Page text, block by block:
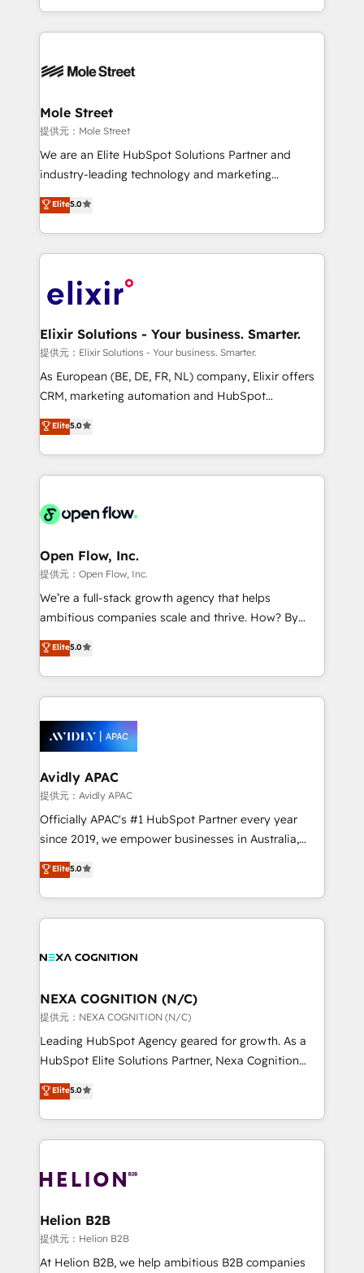
Technical Execution: ERP, EMR and Custom
Integrations; complex builds delivered in weeks, not
workflows; automation agents; process optimization
Healthcare: HIPAA implementations; secure data
workflows 💼 Financial Services: compliant
workflows; audit-ready reporting ⚖️ Legal: client
intake; pipeline and document workflows 🛒 E-
revenue automation 🏢 Real Estate: deal pipelines;
portfolio and lifecycle management 🏭
HIPAA-aware; CASL-compliant; GDPR-ready
implementations where required 💡 Why 500+
built to scale.
Mole Street
提供元：Mole Street
We are an Elite HubSpot Solutions Partner and
industry-leading technology and marketing
consultancy. Our focus is on enterprise and mid-
market B2B companies globally that want a strategic
approach to execute their goals through creative
applications of our solutions; Technical HubSpot
Design, Migrations + Integrations. Mole Street’s
greatness, which is achieved through creating
absolute clarity, derived from a well-defined
strategy, executed well, and reported on with clear
results. The culture is driven by core values; Joy, Grit,
Mindedness, and Clarity. We are driven to win for the
collective good of the company and its clientele, and
things are happening.
Elite5.0
Elixir Solutions - Your business. Smarter.
提供元：Elixir Solutions - Your business. Smarter.
As European (BE, DE, FR, NL) company, Elixir offers
CRM, marketing automation and HubSpot
integration products and services to mid-market
and enterprise customers. We ensure that your sales,
service and marketing department operates in the
most effective way, while at the same time
integrated buyers journey. Elixir is located in
and Amsterdam. Elixir is a first mover and leader
when it comes to HubSpot sales and service
implementations, highly renowned for our business
acumen, process (re-)design experience and a
integrate HubSpot with complex solutions like SAP,
MicroSoft, custom solutions,... Our company also has
Retail execution, CPQ, customer portals and
HubSpot CMS developments. And we're champions
Elite5.0
Open Flow, Inc.
提供元：Open Flow, Inc.
We’re a full-stack growth agency that helps
ambitious companies scale and thrive. How? By
upgrading and streamlining every single revenue-
generating aspect of your business. We’re proud
HubSpot Elite Solutions Partners and devout CRM
nerds who can harness HubSpot’s custom digital
experience. Working hand-in-hand with your team,
we’ll assemble a RevOps machine that drives more
traffic, generates better leads and crushes your
revenue goals. We've worked with thousands of
HubSpot customers and we'd love to work with you
too! Clients come to us for: Advanced CRM solutions
HubSpot Data System Migrations between systems
to HubSpot New lead generation strategies Time-
Elite5.0
Avidly APAC
提供元：Avidly APAC
Officially APAC's #1 HubSpot Partner every year
since 2019, we empower businesses in Australia,
New Zealand, and globally to realise their full
potential through enterprise HubSpot CRM
implementation. And we deliver best practice across
the whole HubSpot platform, covering marketing,
all businesses, from start-up to Enterprise, and have
the world. Our human approach to digital
transformation is designed for businesses who want
to grow. And we're passionate about APAC
businesses leading the world in technology, agility
record migrating businesses from CRM & Marketing
Platforms such as Salesforce, Dynamics, Pipedrive,
with attract and retain customers, manage their
business people and processes, and how they
Elite5.0
NEXA COGNITION (N/C)
提供元：NEXA COGNITION (N/C)
Leading HubSpot Agency geared for growth. As a
HubSpot Elite Solutions Partner, Nexa Cognition
ranks in the top 1% of global HubSpot Partners and
has been one of the longest-standing partners since
2012. We empower businesses to harness the full
potential of HubSpot by combining strategic
bespoke HubSpot solutions tailored to drive
Choose Nexa Cognition? 🚀 HubSpot Expertise: Our
certified team specialises in CRM implementation,
marketing automation, and revenue operations. 🤝
Elite5.0
Helion B2B
提供元：Helion B2B
At Helion B2B, we help ambitious B2B companies